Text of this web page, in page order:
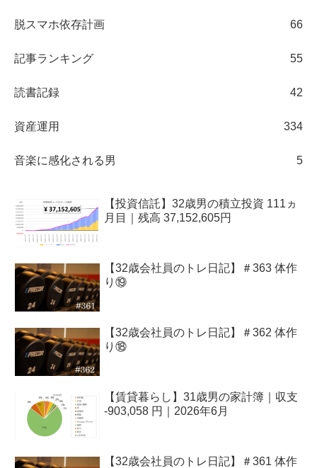
脱スマホ依存計画 66
記事ランキング 55
読書記録 42
資産運用 334
音楽に感化される男 5
【投資信託】32歳男の積立投資 111ヵ
月目｜残高 37,152,605円
【32歳会社員のトレ日記】＃363 体作
り⑲
【32歳会社員のトレ日記】＃362 体作
り⑱
【賃貸暮らし】31歳男の家計簿｜収支
-903,058 円｜2026年6月
【32歳会社員のトレ日記】＃361 体作